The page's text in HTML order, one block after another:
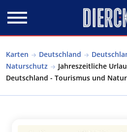
Karten Deutschland
Naturschutz
Jahreszeitliche
Deutschland - Tourismus und